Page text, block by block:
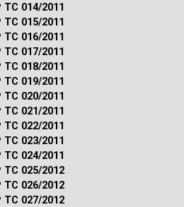
ТС 014/2011
ТС 015/2011
ТС 016/2011
ТС 017/2011
ТС 018/2011
ТС 019/2011
ТС 020/2011
ТС 021/2011
ТС 022/2011
ТС 023/2011
ТС 024/2011
ТС 025/2012
ТС 026/2012
ТС 027/2012